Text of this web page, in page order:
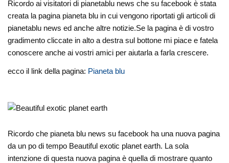
Ricordo ai visitatori di pianetablu news che su facebook è stata
creata la pagina pianeta blu in cui vengono riportati gli articoli di
pianetablu news ed anche altre notizie.Se la pagina è di vostro
gradimento cliccate in alto a destra sul bottone mi piace e fatela
conoscere anche ai vostri amici per aiutarla a farla crescere.
ecco il link della pagina: Pianeta blu
Ricordo che pianeta blu news su facebook ha una nuova pagina
da un po di tempo Beautiful exotic planet earth. La sola
intenzione di questa nuova pagina è quella di mostrare quanto